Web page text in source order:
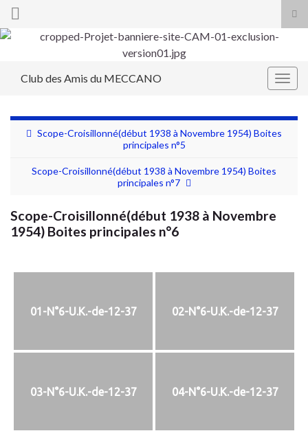
Search for:
Club des Amis du MECCANO
Scope-Croisillonné(début 1938 à Novembre 1954) Boites
principales n°5
Scope-Croisillonné(début 1938 à Novembre 1954) Boites
principales n°7
Scope-Croisillonné(début 1938 à Novembre
1954) Boites principales n°6
01-N°6-U.K.-de-12-37 02-N°6-U.K.-de-12-37
03-N°6-U.K.-de-12-37 04-N°6-U.K.-de-12-37